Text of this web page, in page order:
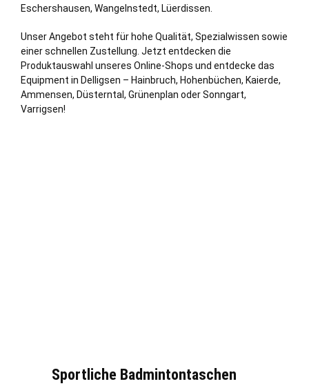
Eschershausen, Wangelnstedt, Lüerdissen.
Unser Angebot steht für hohe Qualität, Spezialwissen sowie
einer schnellen Zustellung. Jetzt entdecken die
Produktauswahl unseres Online-Shops und entdecke das
Equipment in Delligsen – Hainbruch, Hohenbüchen, Kaierde,
Ammensen, Düsterntal, Grünenplan oder Sonngart,
Varrigsen!
Sportliche Badmintontaschen